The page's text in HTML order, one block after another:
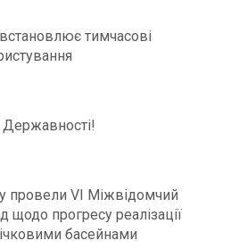
тимчасові
провели VІ Міжвідомчий
щодо прогресу реалізації
басейнами